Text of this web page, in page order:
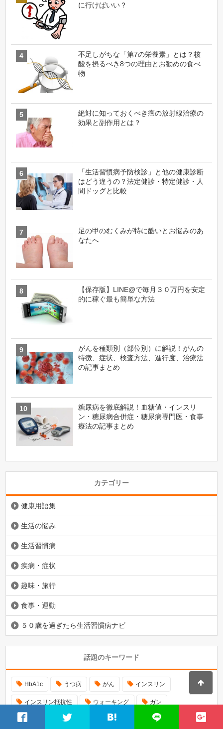
に行けばいい？
不足しがちな「第7の栄養素」とは？核
酸を摂るべき8つの理由とお勧めの食べ
物
絶対に知っておくべき癌の放射線治療の
効果と副作用とは？
「生活習慣病予防検診」と他の健康診断
はどう違うの？法定健診・特定健診・人
間ドッグと比較
足の甲のむくみが特に酷いとお悩みのあ
なたへ
【保存版】LINE@で毎月３０万円を安定
的に稼ぐ最も簡単な方法
がんを種類別（部位別）に解説！がんの
特徴、症状、検査方法、進行度、治療法
の記事まとめ
糖尿病を徹底解説！血糖値・インスリ
ン・糖尿病合併症・糖尿病専門医・食事
療法の記事まとめ
カテゴリー
健康用語集
生活の悩み
生活習慣病
疾病・症状
趣味・旅行
食事・運動
５０歳を過ぎたら生活習慣病ナビ
話題のキーワード
HbA1c うつ病 がん インスリン
インスリン抵抗性 ウォーキング ガン
コレステロール ストレス ダイエット